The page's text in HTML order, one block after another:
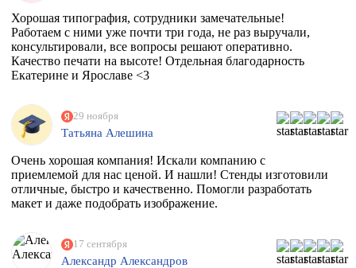
Хорошая типография, сотрудники замечательные!
Работаем с ними уже почти три года, не раз выручали,
консультировали, все вопросы решают оперативно.
Качество печати на высоте! Отдельная благодарность
Екатерине и Ярославе <3
29 ноября
Татьяна Алешина
Очень хорошая компания! Искали компанию с
приемлемой для нас ценой. И нашли! Стенды изготовили
отличные, быстро и качественно. Помогли разработать
макет и даже подобрать изображение.
17 сентября
Александр Александров